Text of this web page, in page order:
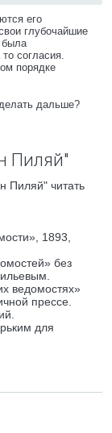
его
глубочайшие
была
согласия.
порядке
дальше?
Пиляй"
Пиляй" читать
1893,
без
ведомостях»
прессе.
для